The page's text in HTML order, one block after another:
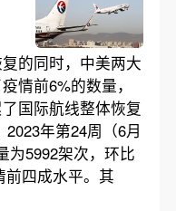
的同时，中美两大
情前6%的数量，
国际航线整体恢复
年第24周（6月
为5992架次，环比
前四成水平。其